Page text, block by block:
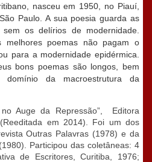
nasceu em 1950, no Piauí,
Paulo. A sua poesia guarda as
os delírios de modernidade.
melhores poemas não pagam o
para a modernidade epidérmica.
bons poemas são longos, bem
da macroestrutura da
Auge da Repressão”, Editora
em 2014). Foi um dos
Outras Palavras (1978) e da
Participou das coletâneas: 4
de Escritores, Curitiba, 1976;